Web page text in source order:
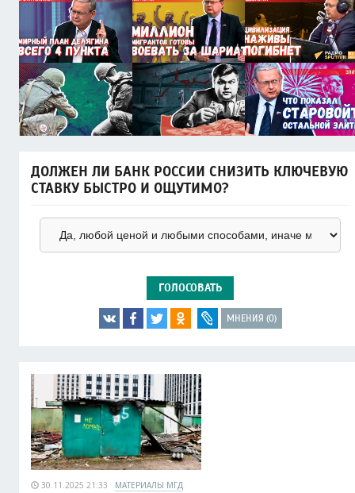
ДОЛЖЕН ЛИ БАНК РОССИИ СНИЗИТЬ КЛЮЧЕВУЮ
СТАВКУ БЫСТРО И ОЩУТИМО?
ГОЛОСОВАТЬ
МНЕНИЯ (0)
30.11.2025 21:33 МАТЕРИАЛЫ МГД